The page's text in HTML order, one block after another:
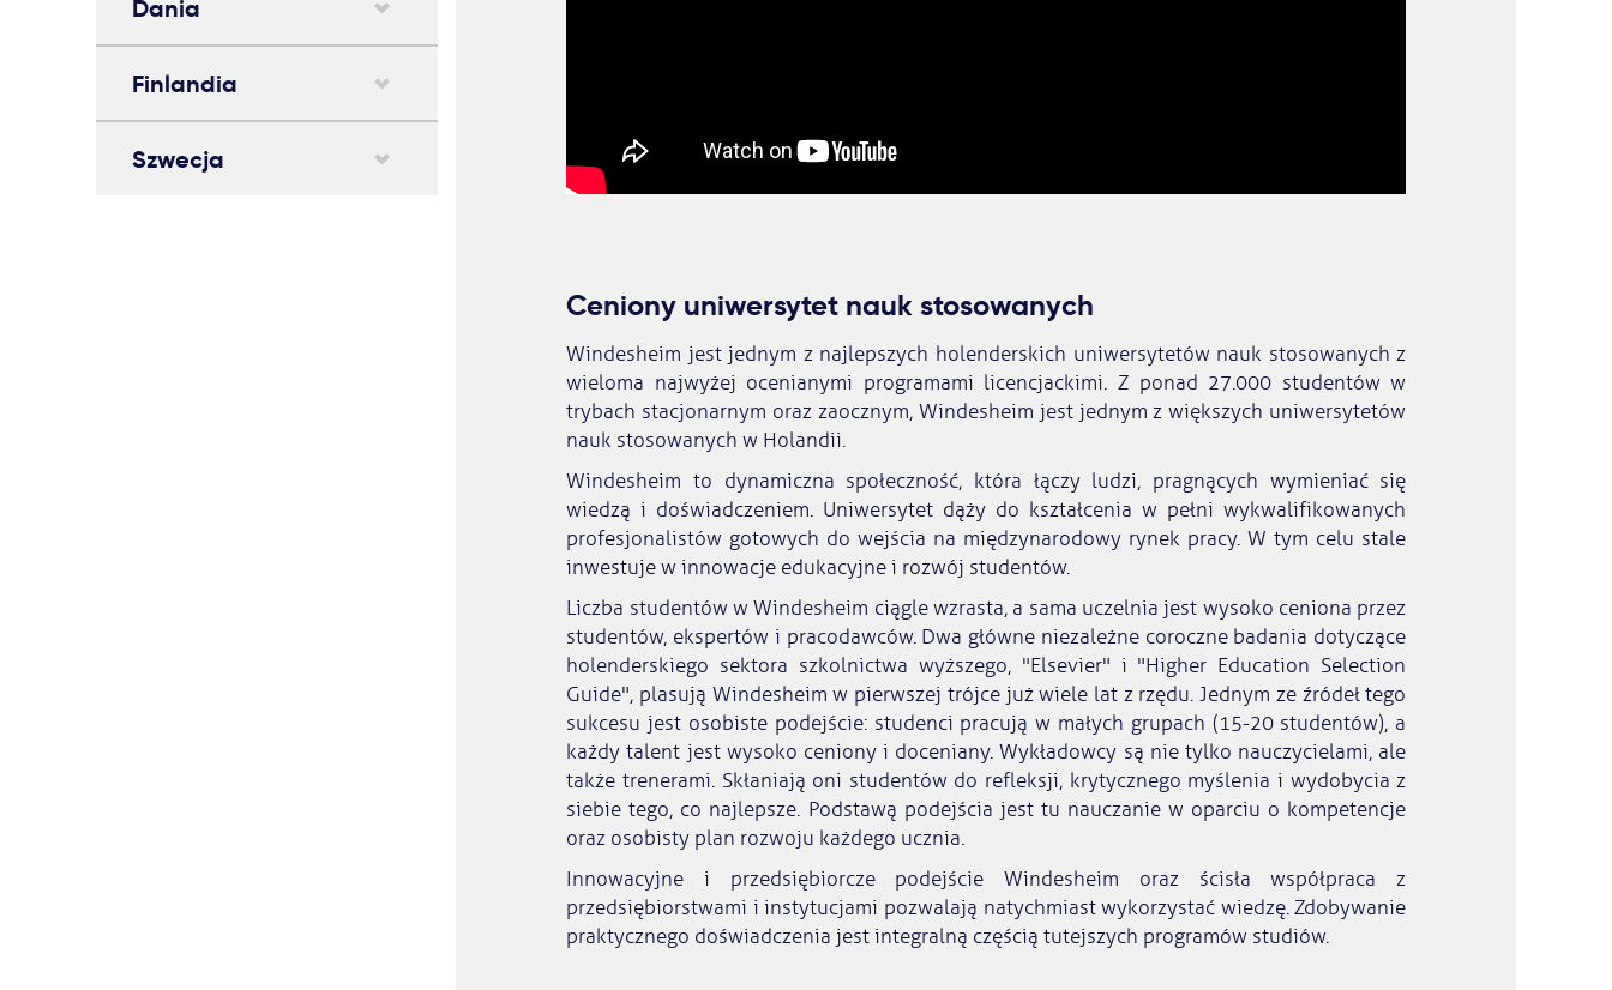
Dania
Finlandia
Szwecja
Ceniony uniwersytet nauk stosowanych
Windesheim jest jednym z najlepszych holenderskich uniwersytetów nauk stosowanych z
wieloma najwyżej ocenianymi programami licencjackimi. Z ponad 27.000 studentów w
trybach stacjonarnym oraz zaocznym, Windesheim jest jednym z większych uniwersytetów
nauk stosowanych w Holandii.
Windesheim to dynamiczna społeczność, która łączy ludzi, pragnących wymieniać się
wiedzą i doświadczeniem. Uniwersytet dąży do kształcenia w pełni wykwalifikowanych
profesjonalistów gotowych do wejścia na międzynarodowy rynek pracy. W tym celu stale
inwestuje w innowacje edukacyjne i rozwój studentów.
Liczba studentów w Windesheim ciągle wzrasta, a sama uczelnia jest wysoko ceniona przez
studentów, ekspertów i pracodawców. Dwa główne niezależne coroczne badania dotyczące
holenderskiego sektora szkolnictwa wyższego, "Elsevier" i "Higher Education Selection
Guide", plasują Windesheim w pierwszej trójce już wiele lat z rzędu. Jednym ze źródeł tego
sukcesu jest osobiste podejście: studenci pracują w małych grupach (15-20 studentów), a
każdy talent jest wysoko ceniony i doceniany. Wykładowcy są nie tylko nauczycielami, ale
także trenerami. Skłaniają oni studentów do refleksji, krytycznego myślenia i wydobycia z
siebie tego, co najlepsze. Podstawą podejścia jest tu nauczanie w oparciu o kompetencje
oraz osobisty plan rozwoju każdego ucznia.
Innowacyjne i przedsiębiorcze podejście Windesheim oraz ścisła współpraca z
przedsiębiorstwami i instytucjami pozwalają natychmiast wykorzystać wiedzę. Zdobywanie
praktycznego doświadczenia jest integralną częścią tutejszych programów studiów.